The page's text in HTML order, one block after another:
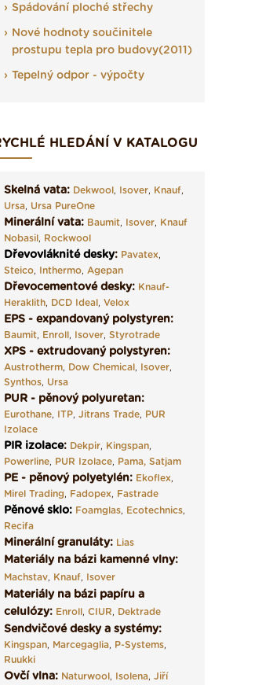
ETICS a
v kostce ›
Vyberte si izolaci a pak
ji tady klidně poptejte ›
Spádování ploché střechy
Nové hodnoty součinitele
prostupu tepla pro budovy(2011)
Tepelný odpor - výpočty
HLEDÁNÍ V KATALOGU
Skelná vata: Dekwool, Isover, Knauf,
Ursa, Ursa PureOne
Minerální vata: Baumit, Isover, Knauf
Nobasil, Rockwool
Dřevovláknité desky: Pavatex,
Steico, Inthermo, Agepan
Dřevocementové desky: Knauf-
Heraklith, DCD Ideal, Velox
EPS - expandovaný polystyren:
Baumit, Enroll, Isover, Styrotrade
XPS - extrudovaný polystyren:
Austrotherm, Dow Chemical, Isover,
Synthos, Ursa
PUR - pěnový polyuretan:
Eurothane, ITP, Jitrans Trade, PUR
Izolace
PIR izolace: Dekpir, Kingspan,
Powerline, PUR Izolace, Pama, Satjam
PE - pěnový polyetylén: Ekoflex,
Mirel Trading, Fadopex, Fastrade
Pěnové sklo: Foamglas, Ecotechnics,
Recifa
Minerální granuláty: Lias
Materiály na bázi kamenné vlny:
Machstav, Knauf, Isover
Materiály na bázi papíru a
celulózy: Enroll, CIUR, Dektrade
Sendvičové desky a systémy:
Kingspan, Marcegaglia, P-Systems,
Ruukki
Ovčí vlna: Naturwool, Isolena, Jiří